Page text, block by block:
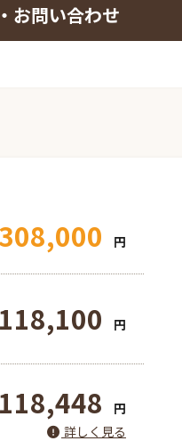
お問い合わせ
308,000 円
118,100 円
118,448
円
詳しく見る